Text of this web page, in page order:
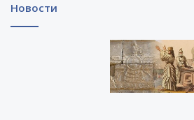
Новости